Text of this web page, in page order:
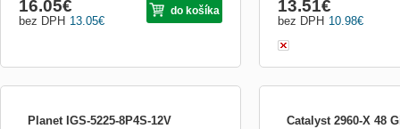
13.05€
bez DPH
16.05€ do košíka
10.98€
bez DPH
13.51€
Planet IGS-5225-8P4S-12V
Catalyst 2960-X 48